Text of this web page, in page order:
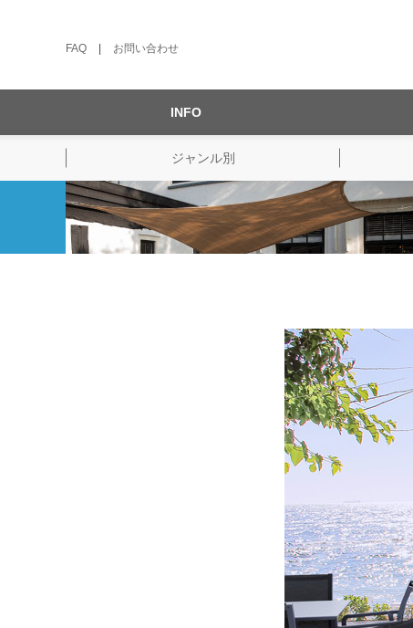
FAQ お問い合わせ
INFO
ジャンル別